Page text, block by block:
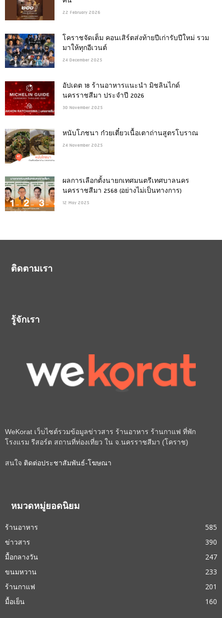
22 February 2026
โคราชจัดเต็ม คอนเสิร์ตส่งท้ายปีเก่ารับปีใหม่ รวม
มาให้ทุกอีเวนต์
24 December 2025
อัปเดต 18 ร้านอาหารแนะนำ มิชลินไกด์
นครราชสีมา ประจำปี 2026
30 November 2025
หนับโภชนา ก๋วยเตี๋ยวเนื้อเตาถ่านสูตรโบราณ
24 November 2025
ผลการเลือกตั้งนายกเทศมนตรีเทศบาลนคร
นครราชสีมา 2568 (อย่างไม่เป็นทางการ)
12 May 2025
ติดตามเรา
รู้จักเรา
WeKorat เว็บไซต์รวมข้อมูลข่าวสาร ร้านอาหาร ร้านกาแฟ ที่พัก
โรงแรม รีสอร์ต สถานที่ท่องเที่ยว ใน จ.นครราชสีมา (โคราช)
สนใจ ติดต่อประชาสัมพันธ์-โฆษณา
หมวดหมู่ยอดนิยม
ร้านอาหาร
585
ข่าวสาร
390
มื้อกลางวัน
247
ขนมหวาน
233
ร้านกาแฟ
201
มื้อเย็น
160